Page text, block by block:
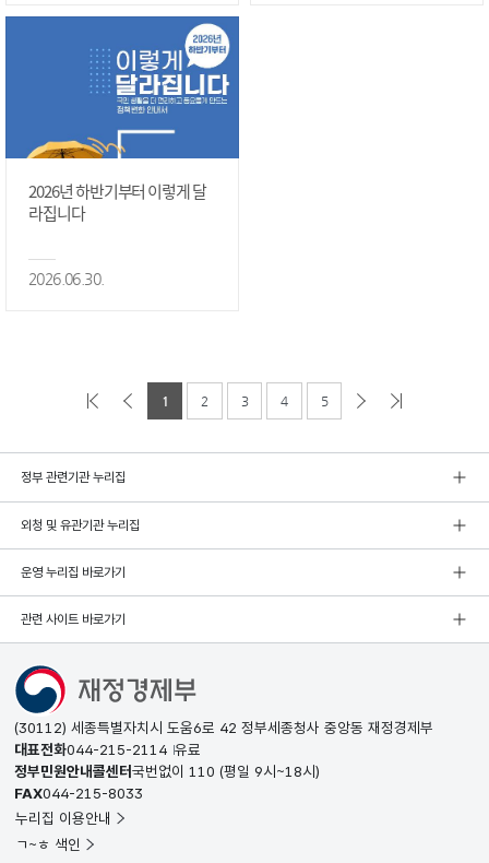
2026년 하반기부터 이렇게 달
라집니다
2026.06.30.
1 2 3 4 5
정부 관련기관 누리집
외청 및 유관기관 누리집
운영 누리집 바로가기
관련 사이트 바로가기
(30112) 세종특별자치시 도움6로 42 정부세종청사 중앙동 재정경제부
대표전화044-215-2114 유료
정부민원안내콜센터국번없이 110 (평일 9시~18시)
FAX044-215-8033
누리집 이용안내
ㄱ~ㅎ 색인